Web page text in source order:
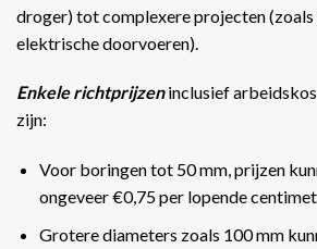
droger) tot complexere projecten
elektrische doorvoeren).
Enkele richtprijzeninclusief
zijn:
Voor boringen tot 50 mm, prijzen
ongeveer €0,75 per lopende
Grotere diameters zoals 100 mm